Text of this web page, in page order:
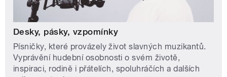
Desky, pásky, vzpomínky
Písničky, které provázely život slavných muzikantů.
Vyprávění hudební osobnosti o svém životě,
inspiraci, rodině i přátelích, spoluhráčích a dalších